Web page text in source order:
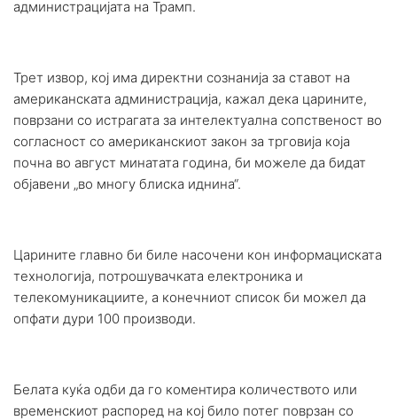
администрацијата на Трамп.
Трет извор, кој има директни сознанија за ставот на
американската администрација, кажал дека царините,
поврзани со истрагата за интелектуална сопственост во
согласност со американскиот закон за трговија која
почна во август минатата година, би можеле да бидат
објавени „во многу блиска иднина“.
Царините главно би биле насочени кон информациската
технологија, потрошувачката електроника и
телекомуникациите, а конечниот список би можел да
опфати дури 100 производи.
Белата куќа одби да го коментира количеството или
временскиот распоред на кој било потег поврзан со